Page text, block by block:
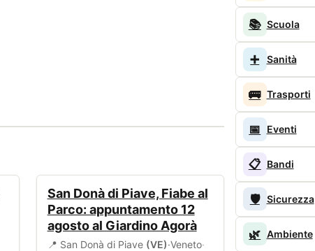
San Donà di Piave, Fiabe al
Parco: appuntamento 12
agosto al Giardino Agorà
📍 San Donà di Piave (VE)·Veneto·
📚 Scuola
➕ Sanità
🚌 Trasporti
📅 Eventi
📋 Bandi
🛡️ Sicurezza
🌿 Ambiente